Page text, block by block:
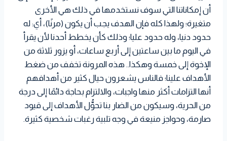
أن إمكاناتنا التي سوف نستخدمها في ذلك هي الأخرى
متغيرة؛ ولهذا كله فإن الهدف يجب أن يكون (مرنًا)، أي: له
حدود دنيا، وله حدود عليا؛ وذلك كأن يخطط أحدنا لأن يقرأ
في اليوم ما بين ساعتين إلى أربع ساعات، أو يزور ثلاثة من
الإخوة إلى خمسة وهكذا.. هذه المرونة تخفف من ضغط
الأهداف علينا؛ فالناس يشعرون حيال كثير من أهدافهم
أنها التزامات أكثر منها واجبات، والالتزام بحاجة دائمًا إلى درجة
من الحرية، وسيكون من الضار بنا تحوُّل الأهداف إلى قيود
صارمة، وحواجز منيعة في وجه تلبية رغبات شخصية كثيرة.